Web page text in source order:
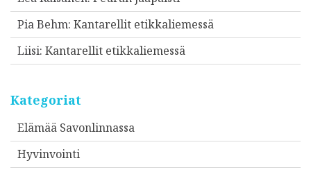
Pia Behm: Kantarellit etikkaliemessä
Liisi: Kantarellit etikkaliemessä
Kategoriat
Elämää Savonlinnassa
Hyvinvointi